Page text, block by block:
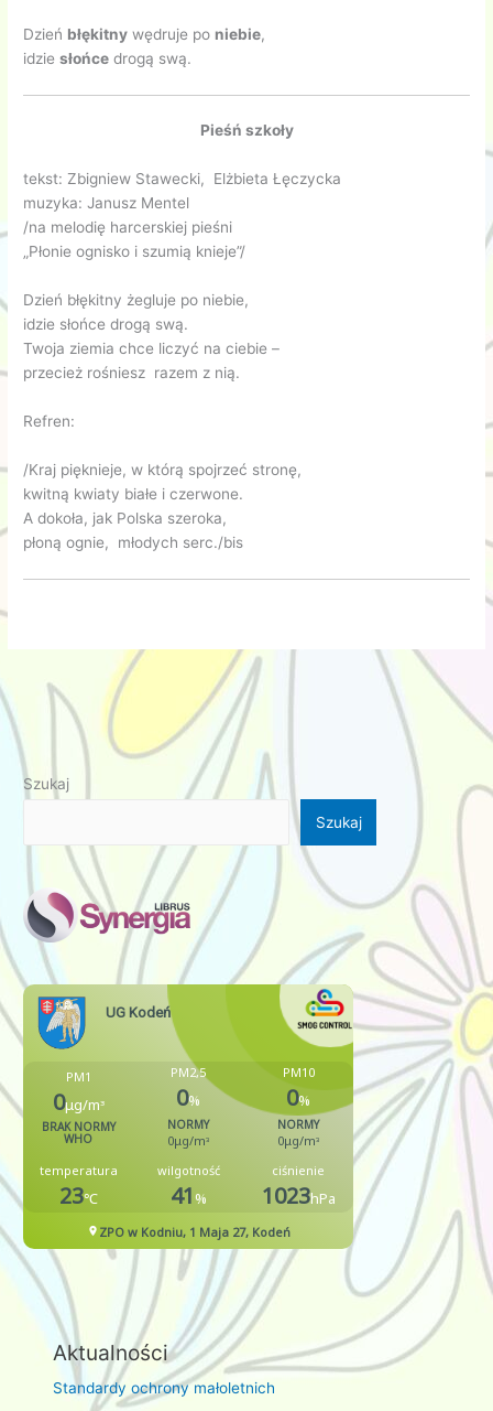
Dzień błękitny wędruje po niebie,
idziesłońce drogą swą.
Pieśń szkoły
tekst: Zbigniew Stawecki, Elżbieta Łęczycka
muzyka: Janusz Mentel
/na melodię harcerskiej pieśni
„Płonie ognisko i szumią knieje”/
Dzień błękitny żegluje po niebie,
idzie słońce drogą swą.
Twoja ziemia chce liczyć na ciebie –
przecież rośniesz razem z nią.
Refren:
/Kraj pięknieje, w którą spojrzeć stronę,
kwitną kwiaty białe i czerwone.
A dokoła, jak Polska szeroka,
płoną ognie, młodych serc./bis
Szukaj
Szukaj
Aktualności
Standardy ochrony małoletnich